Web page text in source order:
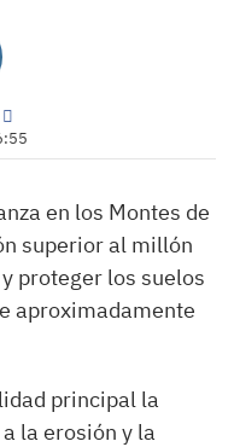
en los Montes de
superior al millón
proteger los suelos
aproximadamente
principal la
la erosión y la